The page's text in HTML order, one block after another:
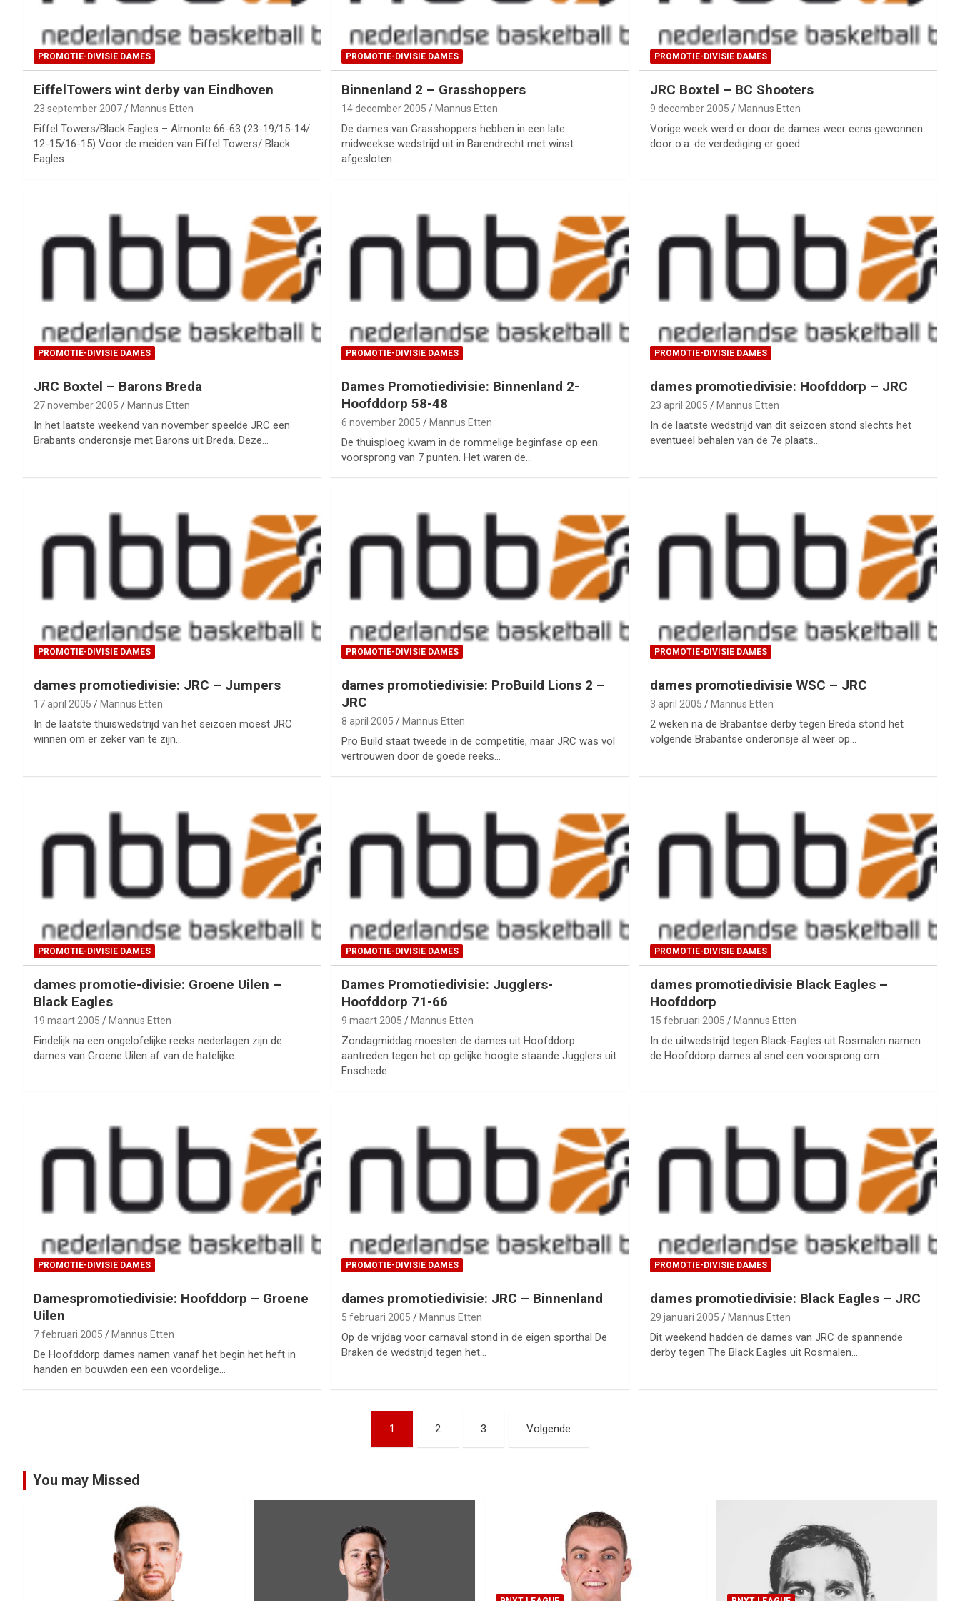
PROMOTIE-DIVISIE DAMES
EiffelTowers wint derby van Eindhoven
23 september 2007 Mannus Etten
Eiffel Towers/Black Eagles – Almonte 66-63 (23-19/15-14/
12-15/16-15) Voor de meiden van Eiffel Towers/ Black
Eagles…
PROMOTIE-DIVISIE DAMES
Binnenland 2 – Grasshoppers
14 december 2005 Mannus Etten
De dames van Grasshoppers hebben in een late
midweekse wedstrijd uit in Barendrecht met winst
afgesloten.…
PROMOTIE-DIVISIE DAMES
JRC Boxtel – BC Shooters
9 december 2005 Mannus Etten
Vorige week werd er door de dames weer eens gewonnen
door o.a. de verdediging er goed…
PROMOTIE-DIVISIE DAMES
JRC Boxtel – Barons Breda
27 november 2005 Mannus Etten
In het laatste weekend van november speelde JRC een
Brabants onderonsje met Barons uit Breda. Deze…
PROMOTIE-DIVISIE DAMES
Dames Promotiedivisie: Binnenland 2-
Hoofddorp 58-48
6 november 2005 Mannus Etten
De thuisploeg kwam in de rommelige beginfase op een
voorsprong van 7 punten. Het waren de…
PROMOTIE-DIVISIE DAMES
dames promotiedivisie: Hoofddorp – JRC
23 april 2005 Mannus Etten
In de laatste wedstrijd van dit seizoen stond slechts het
eventueel behalen van de 7e plaats…
PROMOTIE-DIVISIE DAMES
dames promotiedivisie: JRC – Jumpers
17 april 2005 Mannus Etten
In de laatste thuiswedstrijd van het seizoen moest JRC
winnen om er zeker van te zijn…
PROMOTIE-DIVISIE DAMES
dames promotiedivisie: ProBuild Lions 2 –
JRC
8 april 2005 Mannus Etten
Pro Build staat tweede in de competitie, maar JRC was vol
vertrouwen door de goede reeks…
PROMOTIE-DIVISIE DAMES
dames promotiedivisie WSC – JRC
3 april 2005 Mannus Etten
2 weken na de Brabantse derby tegen Breda stond het
volgende Brabantse onderonsje al weer op…
PROMOTIE-DIVISIE DAMES
dames promotie-divisie: Groene Uilen –
Black Eagles
19 maart 2005 Mannus Etten
Eindelijk na een ongelofelijke reeks nederlagen zijn de
dames van Groene Uilen af van de hatelijke…
PROMOTIE-DIVISIE DAMES
Dames Promotiedivisie: Jugglers-
Hoofddorp 71-66
9 maart 2005 Mannus Etten
Zondagmiddag moesten de dames uit Hoofddorp
aantreden tegen het op gelijke hoogte staande Jugglers uit
Enschede.…
PROMOTIE-DIVISIE DAMES
dames promotiedivisie Black Eagles –
Hoofddorp
15 februari 2005 Mannus Etten
In de uitwedstrijd tegen Black-Eagles uit Rosmalen namen
de Hoofddorp dames al snel een voorsprong om…
PROMOTIE-DIVISIE DAMES
Damespromotiedivisie: Hoofddorp – Groene
Uilen
7 februari 2005 Mannus Etten
De Hoofddorp dames namen vanaf het begin het heft in
handen en bouwden een een voordelige…
PROMOTIE-DIVISIE DAMES
dames promotiedivisie: JRC – Binnenland
5 februari 2005 Mannus Etten
Op de vrijdag voor carnaval stond in de eigen sporthal De
Braken de wedstrijd tegen het…
PROMOTIE-DIVISIE DAMES
dames promotiedivisie: Black Eagles – JRC
29 januari 2005 Mannus Etten
Dit weekend hadden de dames van JRC de spannende
derby tegen The Black Eagles uit Rosmalen…
1 2 3 Volgende
You may Missed